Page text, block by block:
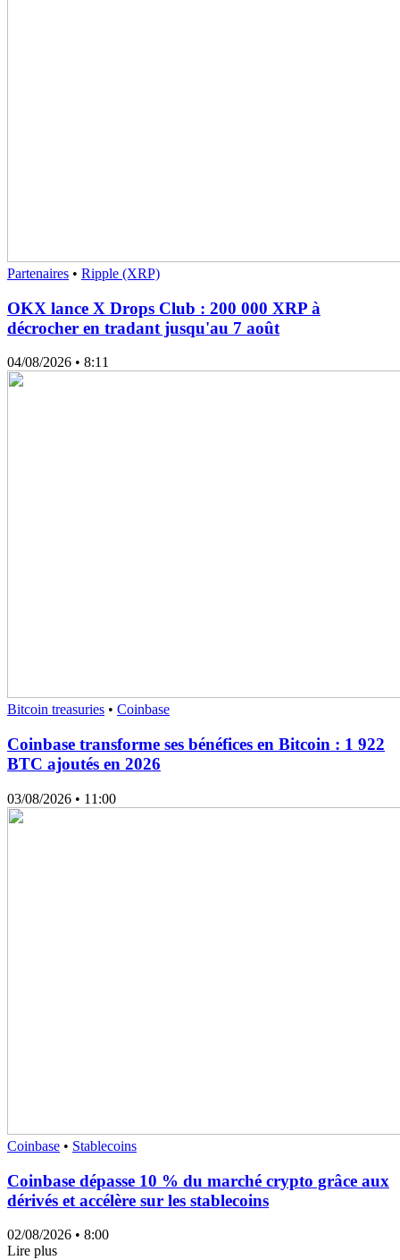
Partenaires • Ripple (XRP)
OKX lance X Drops Club : 200 000 XRP à
décrocher en tradant jusqu'au 7 août
04/08/2026 • 8:11
Bitcoin treasuries • Coinbase
Coinbase transforme ses bénéfices en Bitcoin : 1 922
BTC ajoutés en 2026
03/08/2026 • 11:00
Coinbase • Stablecoins
Coinbase dépasse 10 % du marché crypto grâce aux
dérivés et accélère sur les stablecoins
02/08/2026 • 8:00
Lire plus